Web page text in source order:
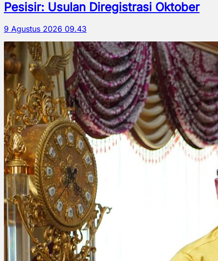
Pesisir: Usulan Diregistrasi Oktober
9 Agustus 2026 09.43